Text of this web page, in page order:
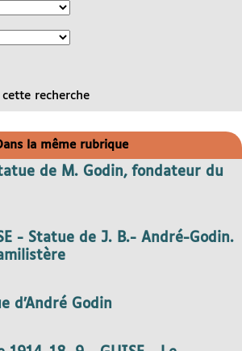
recherche
la même rubrique
de M. Godin, fondateur du
- Statue de J. B.- André-Godin.
d’André Godin